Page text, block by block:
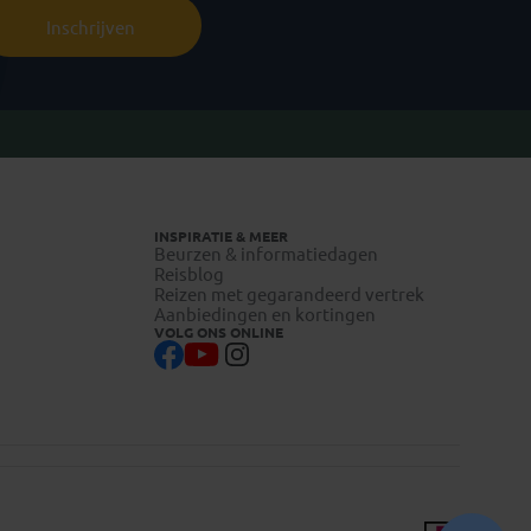
Inschrijven
INSPIRATIE & MEER
Beurzen & informatiedagen
Reisblog
Reizen met gegarandeerd vertrek
Aanbiedingen en kortingen
VOLG ONS ONLINE